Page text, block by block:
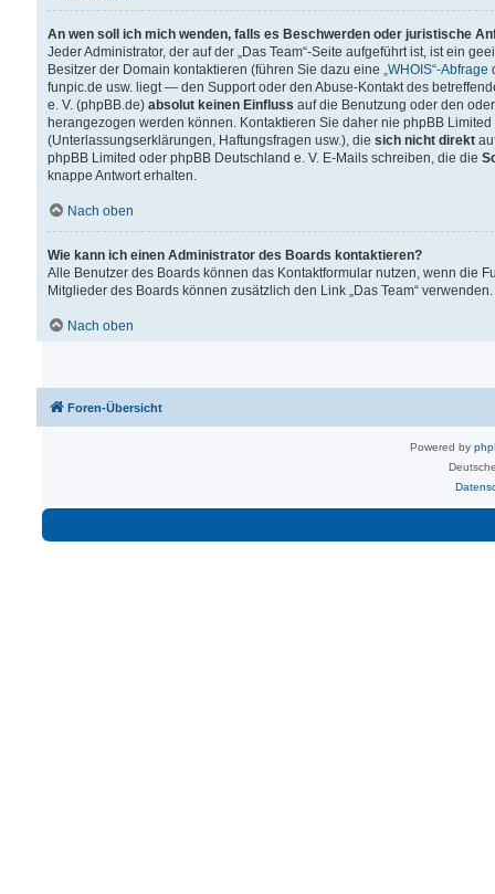
An wen soll ich mich wenden, falls es Beschwerden oder juristische
Jeder Administrator, der auf der „Das Team“-Seite aufgeführt ist, ist ein
Besitzer der Domain kontaktieren (führen Sie dazu eine „WHOIS“-Abfrage
funpic.de usw. liegt — den Support oder den Abuse-Kontakt des
e. V. (phpBB.de) absolut keinen Einfluss auf die Benutzung oder den
herangezogen werden können. Kontaktieren Sie daher nie phpBB
(Unterlassungserklärungen, Haftungsfragen usw.), die sich nicht direkt
phpBB Limited oder phpBB Deutschland e. V. E-Mails schreiben, die die
knappe Antwort erhalten.
Nach oben
Wie kann ich einen Administrator des Boards kontaktieren?
Alle Benutzer des Boards können das Kontaktformular nutzen, wenn die
Mitglieder des Boards können zusätzlich den Link „Das Team“ verwenden.
Nach oben
Foren-Übersicht
Powered by